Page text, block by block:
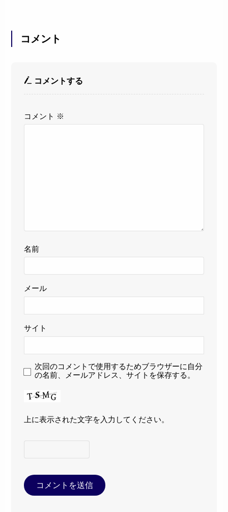
コメント
コメントする
コメント ※
名前
メール
サイト
次回のコメントで使用するためブラウザーに自分
の名前、メールアドレス、サイトを保存する。
上に表示された文字を入力してください。